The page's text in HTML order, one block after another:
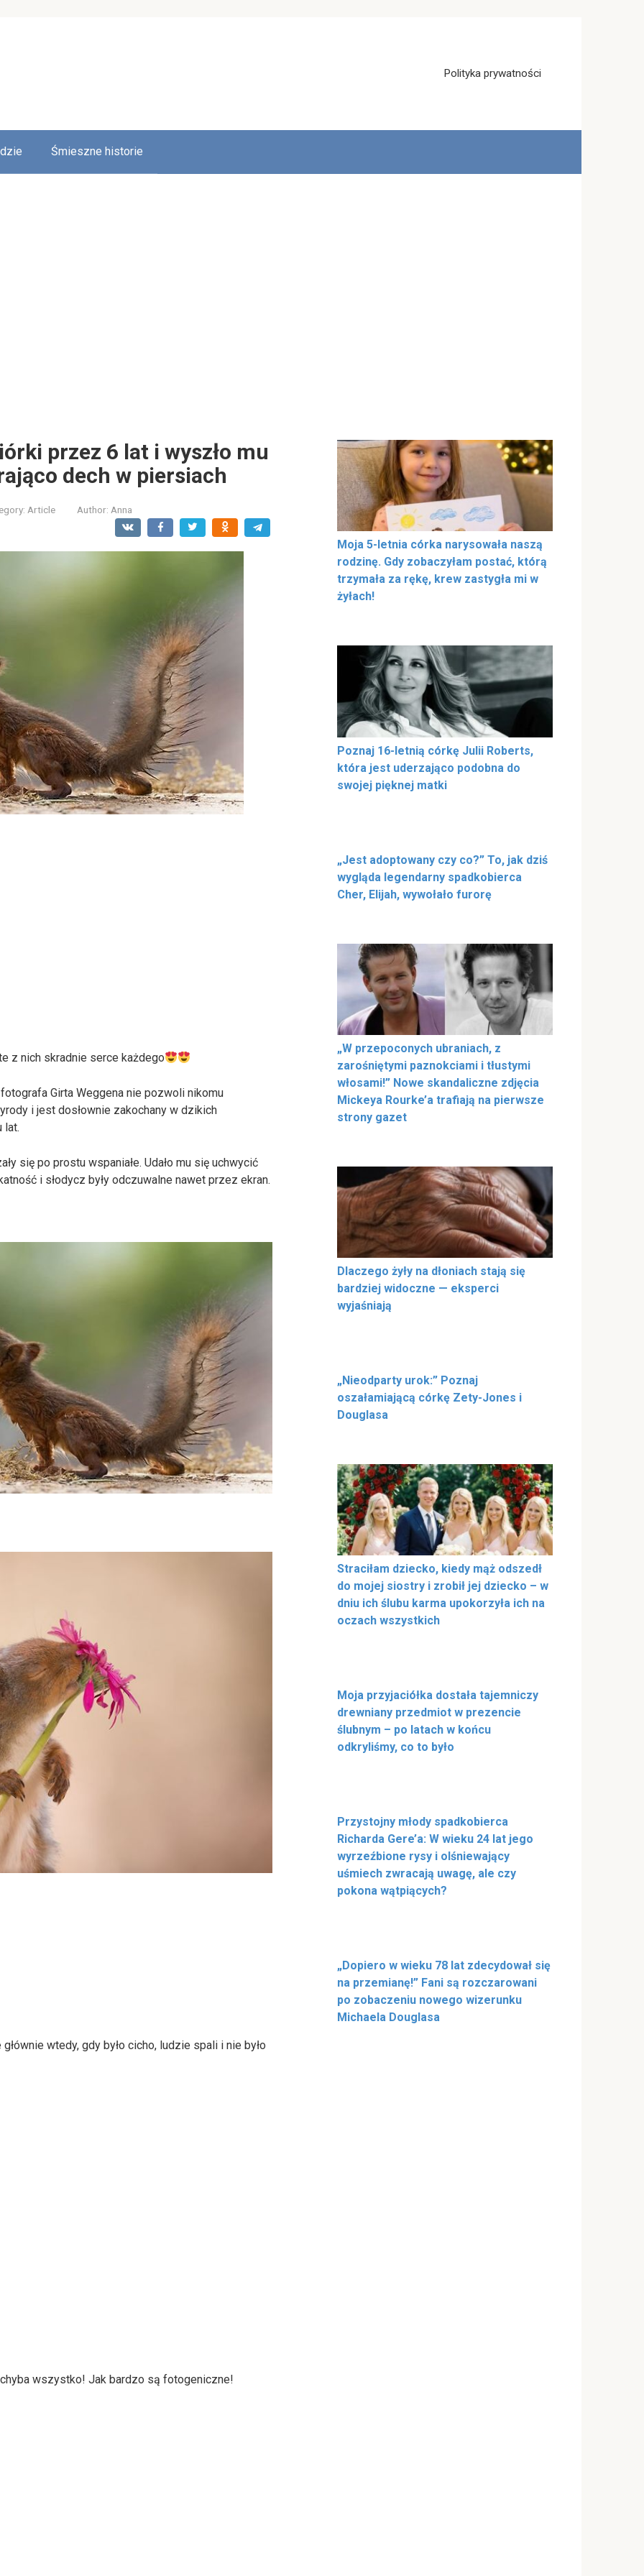
Polityka prywatności
Śmieszne historie
przez 6 lat i wyszło mu
dech w piersiach
Article Author: Anna
z nich skradnie serce każdego
Girta Weggena nie pozwoli nikomu
i jest dosłownie zakochany w dzikich
lat.
się po prostu wspaniałe. Udało mu się uchwycić
i słodycz były odczuwalne nawet przez ekran.
wtedy, gdy było cicho, ludzie spali i nie było
wszystko! Jak bardzo są fotogeniczne!
Moja 5-letnia córka narysowała naszą
rodzinę. Gdy zobaczyłam postać, którą
trzymała za rękę, krew zastygła mi w
żyłach!
Poznaj 16-letnią córkę Julii Roberts,
która jest uderzająco podobna do
swojej pięknej matki
„Jest adoptowany czy co?” To, jak dziś
wygląda legendarny spadkobierca
Cher, Elijah, wywołało furorę
„W przepoconych ubraniach, z
zarośniętymi paznokciami i tłustymi
włosami!” Nowe skandaliczne zdjęcia
Mickeya Rourke’a trafiają na pierwsze
strony gazet
Dlaczego żyły na dłoniach stają się
bardziej widoczne — eksperci
wyjaśniają
„Nieodparty urok:” Poznaj
oszałamiającą córkę Zety-Jones i
Douglasa
Straciłam dziecko, kiedy mąż odszedł
do mojej siostry i zrobił jej dziecko – w
dniu ich ślubu karma upokorzyła ich na
oczach wszystkich
Moja przyjaciółka dostała tajemniczy
drewniany przedmiot w prezencie
ślubnym – po latach w końcu
odkryliśmy, co to było
Przystojny młody spadkobierca
Richarda Gere’a: W wieku 24 lat jego
wyrzeźbione rysy i olśniewający
uśmiech zwracają uwagę, ale czy
pokona wątpiących?
„Dopiero w wieku 78 lat zdecydował się
na przemianę!” Fani są rozczarowani
po zobaczeniu nowego wizerunku
Michaela Douglasa